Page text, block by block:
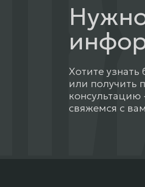
Хотите узнать
или получить
свяжемся с